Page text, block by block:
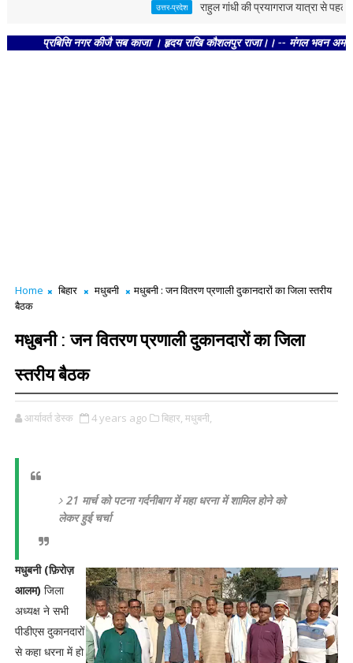
उत्तर-प्रदेश राहुल गांधी की प्रयागराज यात्रा से पहले
प्रबिसि नगर कीजै सब काजा । हृदय राखि कौशलपुर राजा।। -- मंगल भवन अमंगल
Home बिहार मधुबनी
मधुबनी : जन वितरण प्रणाली दुकानदारों का जिला स्तरीय
बैठक
मधुबनी : जन वितरण प्रणाली दुकानदारों का जिला
स्तरीय बैठक
आर्यावर्त डेस्क 4 years ago बिहार, मधुबनी,
21 मार्च को पटना गर्दनीबाग में महा धरना में शामिल होने को
लेकर हुई चर्चा
मधुबनी (फ़िरोज़
आलम) जिला
अध्यक्ष ने सभी
पीडीएस दुकानदारों
से कहा धरना में हो